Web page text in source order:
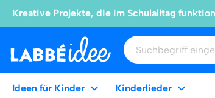
Kreative Projekte, die im Schulalltag
Ideen für Kinder Kinderlieder